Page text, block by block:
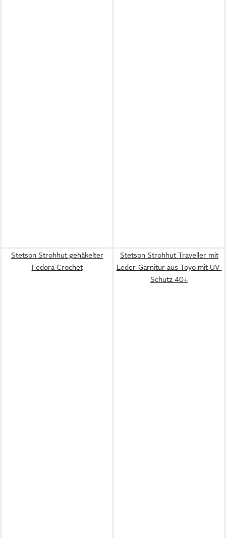
Stetson Strohhut gehäkelter
Fedora Crochet
Stetson Strohhut Traveller mit
Leder-Garnitur aus Toyo mit UV-
Schutz 40+